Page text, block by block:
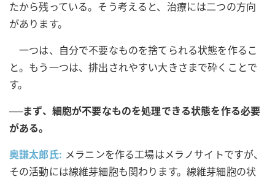
たから残っている。そう考えると、治療には二つの方向
があります。
一つは、自分で不要なものを捨てられる状態を作るこ
と。もう一つは、排出されやすい大きさまで砕くことで
す。
──まず、細胞が不要なものを処理できる状態を作る必要
がある。
奥謙太郎氏: メラニンを作る工場はメラノサイトですが、
その活動には線維芽細胞も関わります。線維芽細胞の状